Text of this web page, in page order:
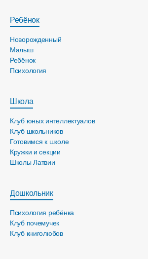
Ребёнок
Новорожденный
Малыш
Ребёнок
Психология
Школа
Клуб юных интеллектуалов
Клуб школьников
Готовимся к школе
Кружки и секции
Школы Латвии
Дошкольник
Психология ребёнка
Клуб почемучек
Клуб книголюбов